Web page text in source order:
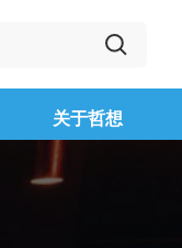
关于哲想